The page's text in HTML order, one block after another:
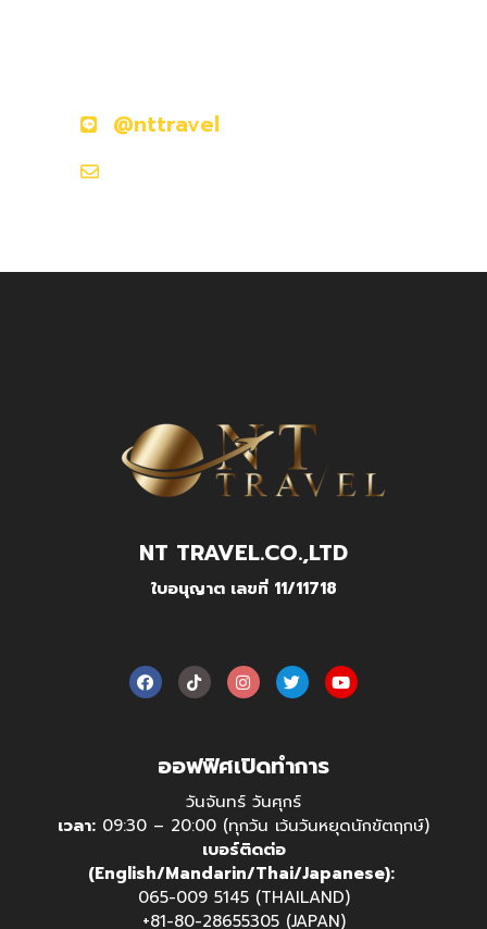
@nttravel
NT TRAVEL.CO.,LTD
ใบอนุญาต เลขที่ 11/11718
ออฟฟิศเปิดทำการ
วันจันทร์ วันศุกร์
เวลา: 09:30 – 20:00 (ทุกวัน เว้นวันหยุดนักขัตฤกษ์)
เบอร์ติดต่อ
(English/Mandarin/Thai/Japanese):
065-009 5145 (THAILAND)
+81-80-28655305 (JAPAN)